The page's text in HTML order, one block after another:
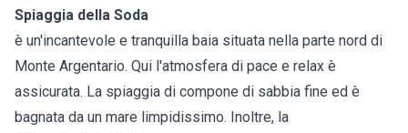
Spiaggia della Soda
è un'incantevole e tranquilla baia situata nella parte nord di
Monte Argentario. Qui l'atmosfera di pace e relax è
assicurata. La spiaggia di compone di sabbia fine ed è
bagnata da un mare limpidissimo. Inoltre, la